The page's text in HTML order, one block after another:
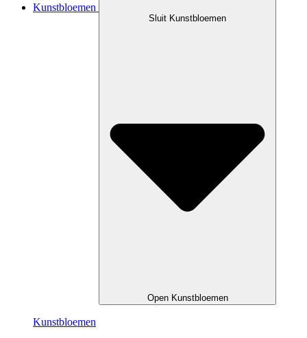
Kunstbloemen
Sluit Kunstbloemen
Open Kunstbloemen
Kunstbloemen